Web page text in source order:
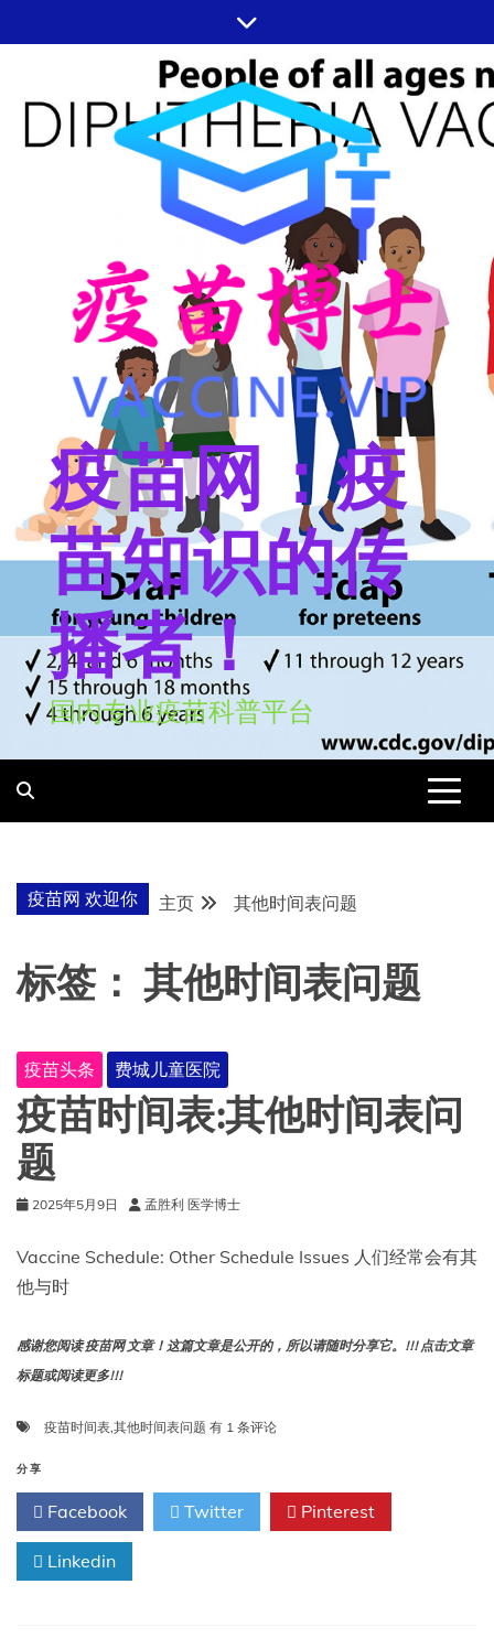
至
疫苗网：疫
苗知识的传
播者！
国内专业疫苗科普平台
疫苗网 欢迎你 主页 其他时间表问题
标签： 其他时间表问题
疫苗头条 费城儿童医院
疫苗时间表:其他时间表问
题
2025年5月9日 孟胜利 医学博士
Vaccine Schedule: Other Schedule Issues 人们经常会有其
他与时
感谢您阅读 疫苗网 文章！这篇文章是公开的，所以请随时分享它。!!! 点击文章
标题或阅读更多!!!
疫苗时间表,其他时间表问题 疫
间
表:
其
有 1 条评论
分享
Facebook Twitter Pinterest
Linkedin